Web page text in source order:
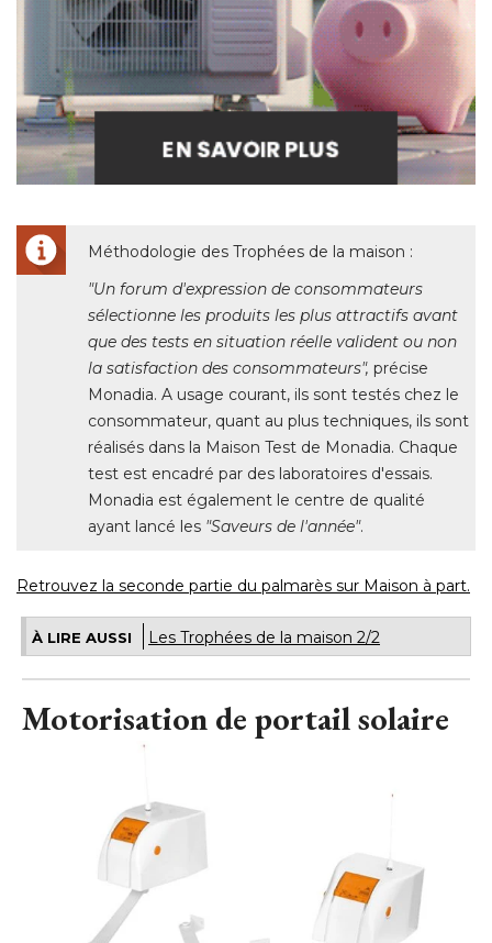
Méthodologie des Trophées de la maison :
"Un forum d'expression de consommateurs
sélectionne les produits les plus attractifs avant
que des tests en situation réelle valident ou non
la satisfaction des consommateurs", précise
Monadia. A usage courant, ils sont testés chez le
consommateur, quant au plus techniques, ils sont
réalisés dans la Maison Test de Monadia. Chaque
test est encadré par des laboratoires d'essais.
Monadia est également le centre de qualité
ayant lancé les "Saveurs de l'année".
Retrouvez la seconde partie du palmarès sur Maison à part.
À LIRE AUSSI Les Trophées de la maison 2/2
Motorisation de portail solaire